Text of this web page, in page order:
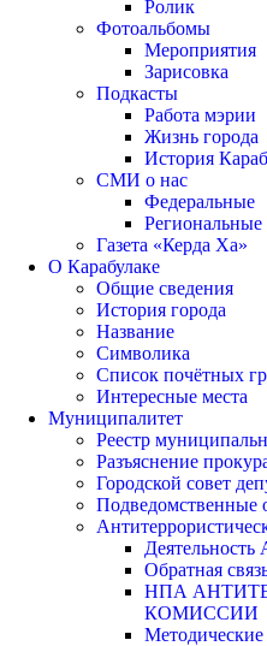
Ролик
Фотоальбомы
Мероприятия
Зарисовка
Подкасты
Работа мэрии
Жизнь города
История
СМИ о нас
Федеральные
Региональные
Газета «Керда Ха»
О Карабулаке
Общие сведения
История города
Название
Символика
Список почётных
Интересные места
Муниципалитет
Реестр
Разъяснение
Городской совет
Подведомственные
Деятельность
Обратная
НПА
КОМИССИИ